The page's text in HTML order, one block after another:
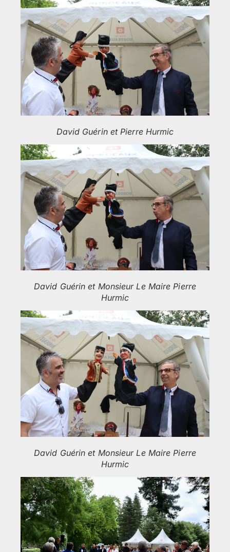
David Guérin et Pierre Hurmic
David Guérin et Monsieur Le Maire Pierre
Hurmic
David Guérin et Monsieur Le Maire Pierre
Hurmic